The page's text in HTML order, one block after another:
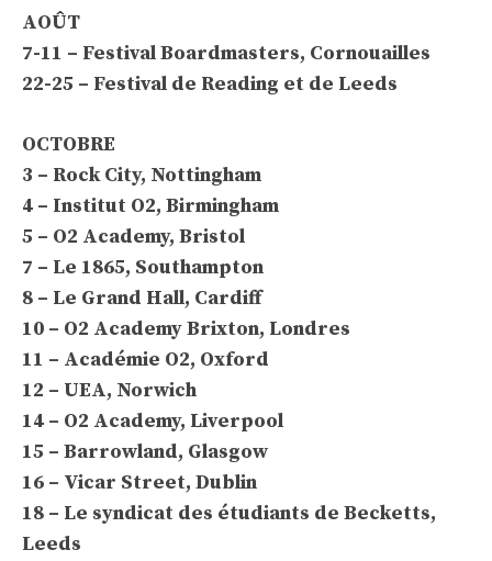
AOÛT
7-11 – Festival Boardmasters, Cornouailles
22-25 – Festival de Reading et de Leeds
OCTOBRE
3 – Rock City, Nottingham
4 – Institut O2, Birmingham
5 – O2 Academy, Bristol
7 – Le 1865, Southampton
8 – Le Grand Hall, Cardiff
10 – O2 Academy Brixton, Londres
11 – Académie O2, Oxford
12 – UEA, Norwich
14 – O2 Academy, Liverpool
15 – Barrowland, Glasgow
16 – Vicar Street, Dublin
18 – Le syndicat des étudiants de Becketts,
Leeds